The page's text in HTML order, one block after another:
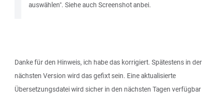
auswählen". Siehe auch Screenshot anbei.
Danke für den Hinweis, ich habe das korrigiert. Spätestens in der
nächsten Version wird das gefixt sein. Eine aktualisierte
Übersetzungsdatei wird sicher in den nächsten Tagen verfügbar